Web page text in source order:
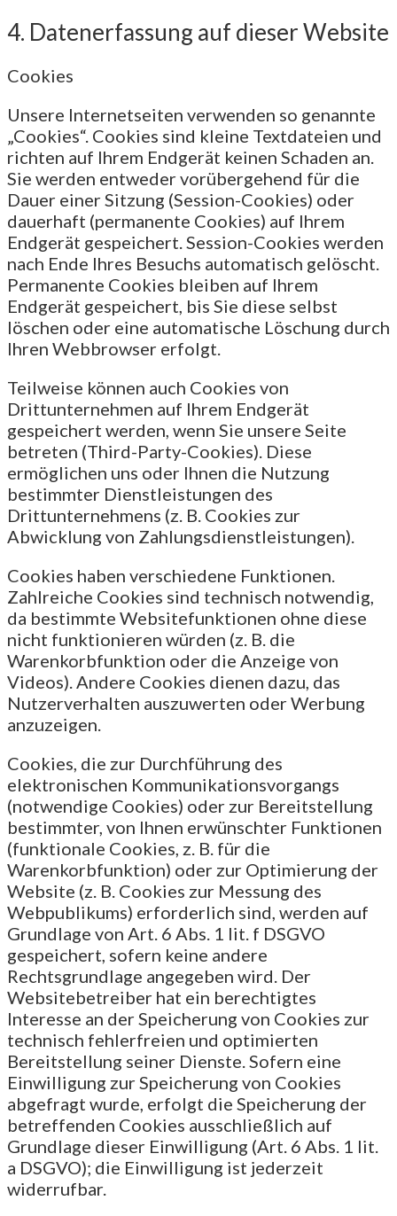
4. Datenerfassung auf dieser Website
Cookies
Unsere Internetseiten verwenden so genannte
„Cookies“. Cookies sind kleine Textdateien und
richten auf Ihrem Endgerät keinen Schaden an.
Sie werden entweder vorübergehend für die
Dauer einer Sitzung (Session-Cookies) oder
dauerhaft (permanente Cookies) auf Ihrem
Endgerät gespeichert. Session-Cookies werden
nach Ende Ihres Besuchs automatisch gelöscht.
Permanente Cookies bleiben auf Ihrem
Endgerät gespeichert, bis Sie diese selbst
löschen oder eine automatische Löschung durch
Ihren Webbrowser erfolgt.
Teilweise können auch Cookies von
Drittunternehmen auf Ihrem Endgerät
gespeichert werden, wenn Sie unsere Seite
betreten (Third-Party-Cookies). Diese
ermöglichen uns oder Ihnen die Nutzung
bestimmter Dienstleistungen des
Drittunternehmens (z. B. Cookies zur
Abwicklung von Zahlungsdienstleistungen).
Cookies haben verschiedene Funktionen.
Zahlreiche Cookies sind technisch notwendig,
da bestimmte Websitefunktionen ohne diese
nicht funktionieren würden (z. B. die
Warenkorbfunktion oder die Anzeige von
Videos). Andere Cookies dienen dazu, das
Nutzerverhalten auszuwerten oder Werbung
anzuzeigen.
Cookies, die zur Durchführung des
elektronischen Kommunikationsvorgangs
(notwendige Cookies) oder zur Bereitstellung
bestimmter, von Ihnen erwünschter Funktionen
(funktionale Cookies, z. B. für die
Warenkorbfunktion) oder zur Optimierung der
Website (z. B. Cookies zur Messung des
Webpublikums) erforderlich sind, werden auf
Grundlage von Art. 6 Abs. 1 lit. f DSGVO
gespeichert, sofern keine andere
Rechtsgrundlage angegeben wird. Der
Websitebetreiber hat ein berechtigtes
Interesse an der Speicherung von Cookies zur
technisch fehlerfreien und optimierten
Bereitstellung seiner Dienste. Sofern eine
Einwilligung zur Speicherung von Cookies
abgefragt wurde, erfolgt die Speicherung der
betreffenden Cookies ausschließlich auf
Grundlage dieser Einwilligung (Art. 6 Abs. 1 lit.
a DSGVO); die Einwilligung ist jederzeit
widerrufbar.